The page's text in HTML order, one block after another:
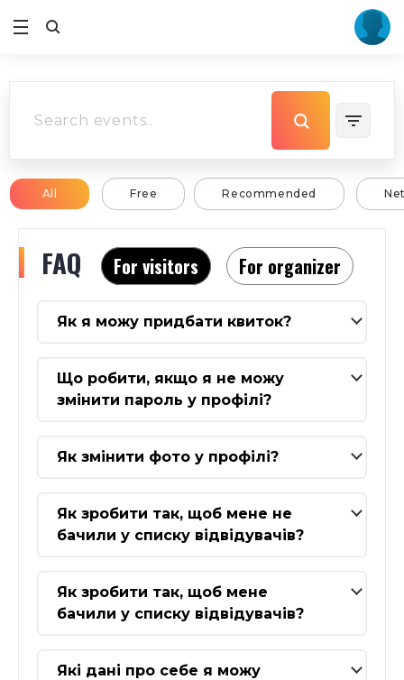
All Free Recommended
FAQ For visitors For organizer
Як я можу придбати квиток?
Що робити, якщо я не можу
змінити пароль у профілі?
Як змінити фото у профілі?
Як зробити так, щоб мене не
бачили у списку відвідувачів?
Як зробити так, щоб мене
бачили у списку відвідувачів?
Які дані про себе я можу